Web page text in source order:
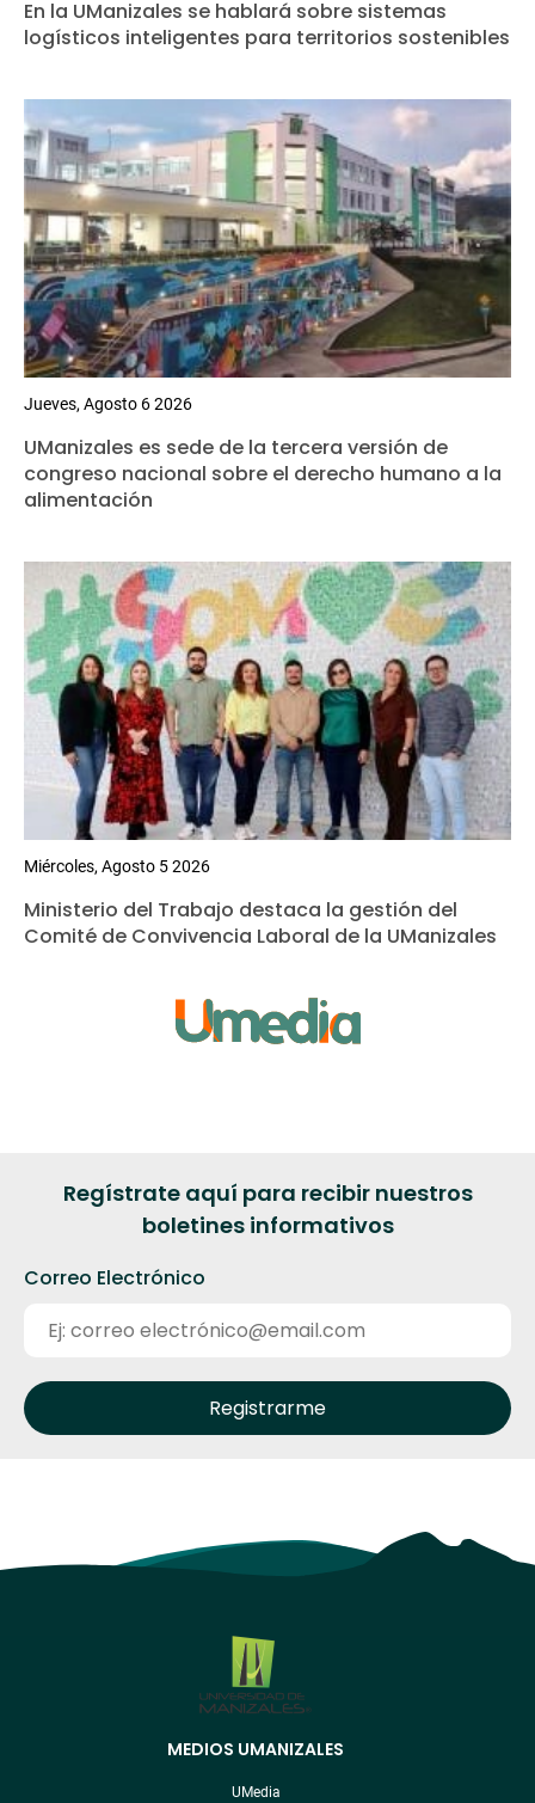
En la UManizales se hablará sobre sistemas
logísticos inteligentes para territorios sostenibles
Jueves, Agosto 6 2026
UManizales es sede de la tercera versión de
congreso nacional sobre el derecho humano a la
alimentación
Miércoles, Agosto 5 2026
Ministerio del Trabajo destaca la gestión del
Comité de Convivencia Laboral de la UManizales
Regístrate aquí para recibir nuestros
boletines informativos
Correo Electrónico
MEDIOS UMANIZALES
UMedia